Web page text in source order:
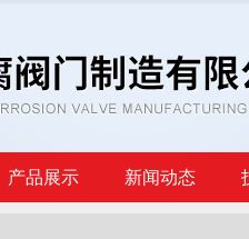
产品展示 新闻动态